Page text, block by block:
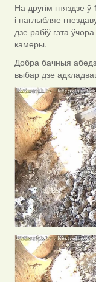
На другім гняздзе
і паглыбляе
дзе рабіў гэта
камеры.
Добра бачныя
выбар дзе